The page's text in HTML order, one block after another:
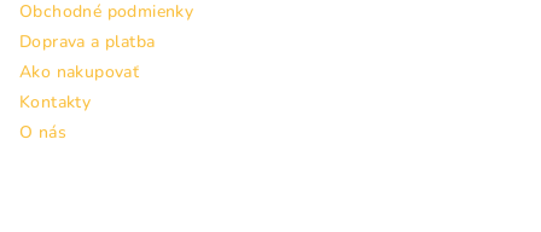
Obchodné podmienky
Doprava a platba
Ako nakupovať
Kontakty
O nás